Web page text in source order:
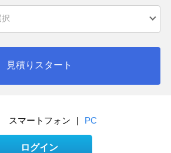
見積りスタート
スマートフォン | PC
ログイン